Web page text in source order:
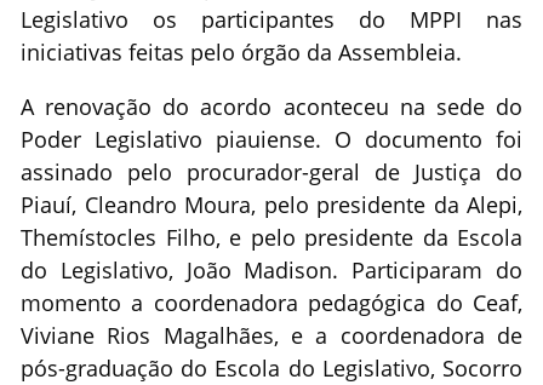
Legislativo os participantes do MPPI nas
iniciativas feitas pelo órgão da Assembleia.
A renovação do acordo aconteceu na sede do
Poder Legislativo piauiense. O documento foi
assinado pelo procurador-geral de Justiça do
Piauí, Cleandro Moura, pelo presidente da Alepi,
Themístocles Filho, e pelo presidente da Escola
do Legislativo, João Madison. Participaram do
momento a coordenadora pedagógica do Ceaf,
Viviane Rios Magalhães, e a coordenadora de
pós-graduação do Escola do Legislativo, Socorro